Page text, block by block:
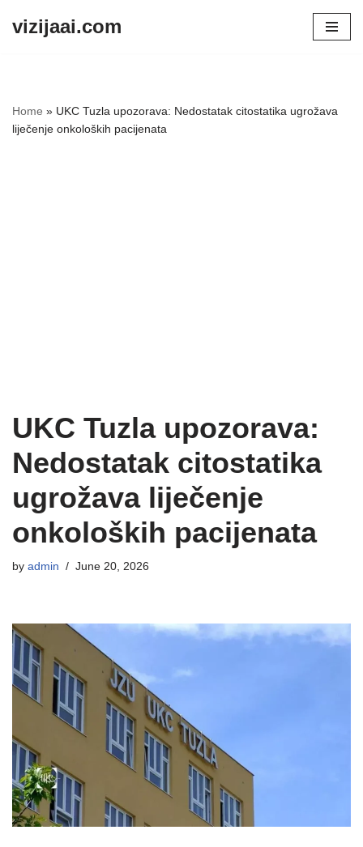
vizijaai.com
Home » UKC Tuzla upozorava: Nedostatak citostatika ugrožava
liječenje onkoloških pacijenata
UKC Tuzla upozorava:
Nedostatak citostatika
ugrožava liječenje
onkoloških pacijenata
by admin June 20, 2026